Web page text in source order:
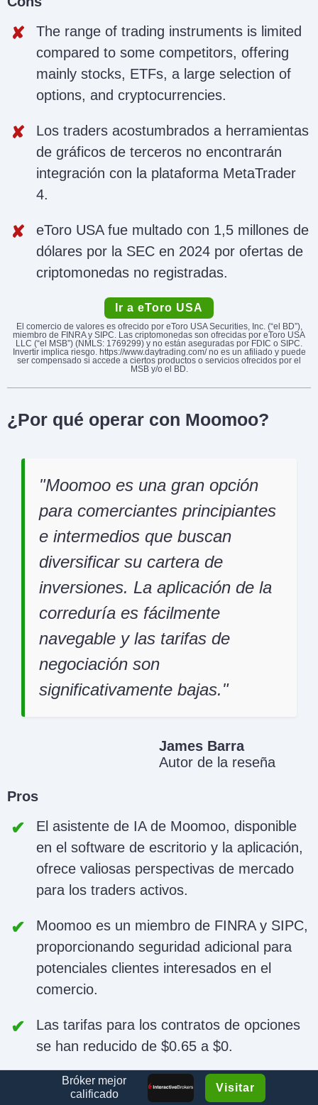
The range of trading instruments is limited
compared to some competitors, offering
mainly stocks, ETFs, a large selection of
options, and cryptocurrencies.
Los traders acostumbrados a herramientas
de gráficos de terceros no encontrarán
integración con la plataforma MetaTrader
4.
eToro USA fue multado con 1,5 millones de
dólares por la SEC en 2024 por ofertas de
criptomonedas no registradas.
Ir a eToro USA
El comercio de valores es ofrecido por eToro USA Securities, Inc. (“el BD”),
miembro de FINRA y SIPC. Las criptomonedas son ofrecidas por eToro USA
LLC (“el MSB”) (NMLS: 1769299) y no están aseguradas por FDIC o SIPC.
Invertir implica riesgo. https://www.daytrading.com/ no es un afiliado y puede
ser compensado si accede a ciertos productos o servicios ofrecidos por el
MSB y/o el BD.
¿Por qué operar con Moomoo?
Moomoo es una gran opción
para comerciantes principiantes
e intermedios que buscan
diversificar su cartera de
inversiones. La aplicación de la
correduría es fácilmente
navegable y las tarifas de
negociación son
significativamente bajas.
James Barra
Autor de la reseña
Pros
El asistente de IA de Moomoo, disponible
en el software de escritorio y la aplicación,
ofrece valiosas perspectivas de mercado
para los traders activos.
Moomoo es un miembro de FINRA y SIPC,
proporcionando seguridad adicional para
potenciales clientes interesados en el
comercio.
Las tarifas para los contratos de opciones
se han reducido de $0.65 a $0.
Bróker mejor
calificado
Visitar